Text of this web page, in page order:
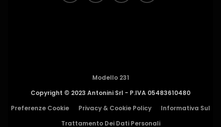
Modello 231
Copyright © 2023 Antonini Srl - P.IVA 05483610480
Preferenze Cookie
Privacy & Cookie Policy
Informativa Sul
Trattamento Dei Dati Personali